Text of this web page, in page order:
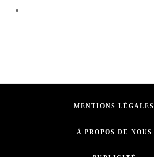
MENTIONS LÉGALES
À PROPOS DE NOUS